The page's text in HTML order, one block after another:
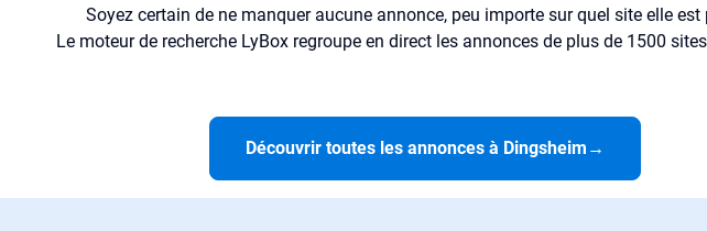
Soyez certain de ne manquer aucune annonce, peu importe sur quel site elle est
Le moteur de recherche LyBox regroupe en direct les annonces de plus de 1500
Découvrir toutes les annonces à Dingsheim →